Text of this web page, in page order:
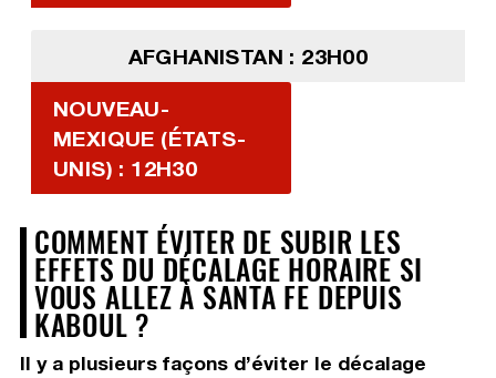
AFGHANISTAN : 23H00
NOUVEAU-
MEXIQUE (ÉTATS-
UNIS) : 12H30
COMMENT ÉVITER DE SUBIR LES
EFFETS DU DÉCALAGE HORAIRE SI
VOUS ALLEZ À SANTA FE DEPUIS
KABOUL ?
Il y a plusieurs façons d’éviter le décalage